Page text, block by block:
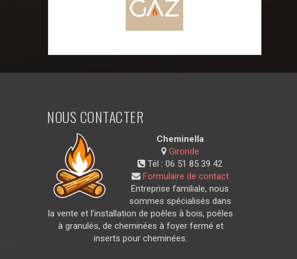
NOUS CONTACTER
Cheminella
Gironde
Tél :06 51 85 39 42
Formulaire de contact
Entreprise familiale, nous
sommes spécialisés dans
la vente et l’installation de poêles à bois, poêles
à granulés, de cheminées à foyer fermé et
inserts pour cheminées.